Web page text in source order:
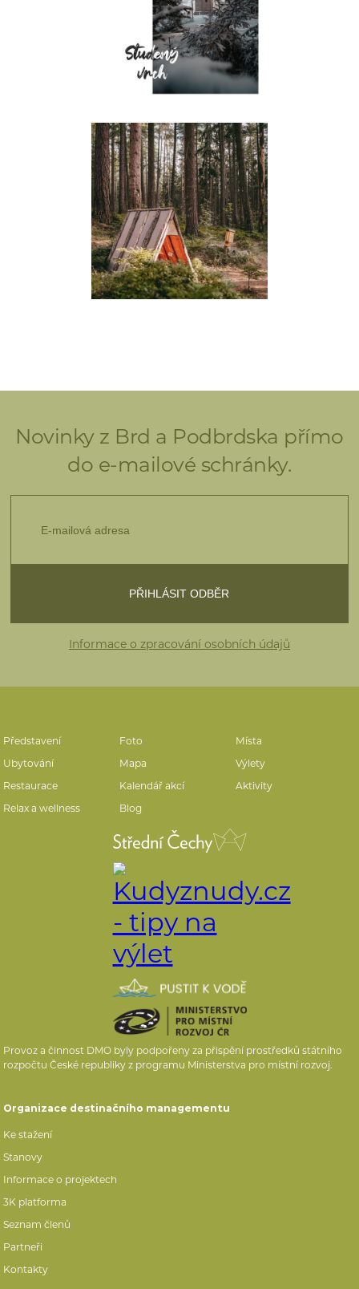
Novinky z Brd a Podbrdska přímo
do e-mailové schránky.
Informace o zpracování osobních údajů
Představení Foto
Místa
Ubytování
Mapa
Výlety
Restaurace
Kalendář akcí
Aktivity
Relax a wellness
Blog
Provoz a činnost DMO byly podpořeny za přispění prostředků státního
rozpočtu České republiky z programu Ministerstva pro místní rozvoj.
Organizace destinačního managementu
Ke stažení
Stanovy
Informace o projektech
3K platforma
Seznam členů
Partneři
Kontakty